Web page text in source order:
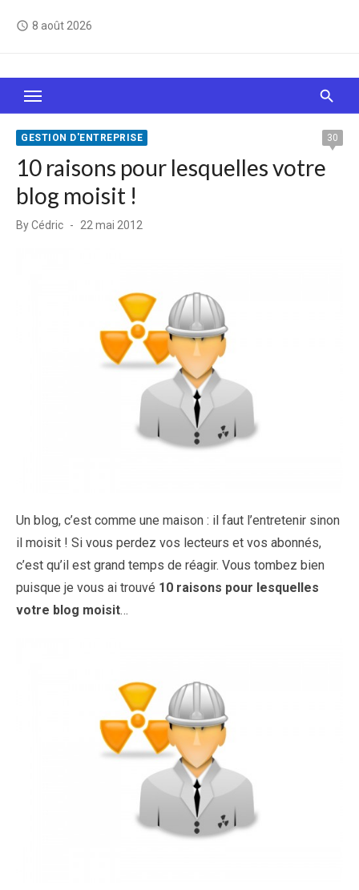
access_time 8 août 2026
Le Web, c'est comme une boîte de chocolats… On
sait jamais sur quoi on va tomber !
GESTION D'ENTREPRISE 30
10 raisons pour lesquelles votre
blog moisit !
ByCédric
Posted
22 mai 2012
Un blog, c’est comme une maison : il faut l’entretenir sinon
il moisit ! Si vous perdez vos lecteurs et vos abonnés,
c’est qu’il est grand temps de réagir. Vous tombez bien
puisque je vous ai trouvé 10 raisons pour lesquelles
votre blog moisit…